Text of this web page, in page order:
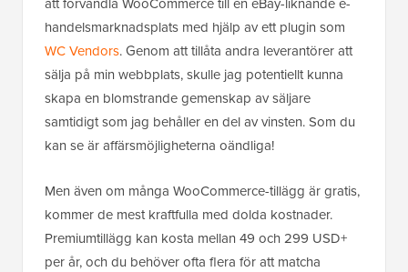
handelsmarknadsplats med hjälp av ett plugin som
WC Vendors. Genom att tillåta andra leverantörer att
sälja på min webbplats, skulle jag potentiellt kunna
skapa en blomstrande gemenskap av säljare
samtidigt som jag behåller en del av vinsten. Som du
kan se är affärsmöjligheterna oändliga!
Men även om många WooCommerce-tillägg är gratis,
kommer de mest kraftfulla med dolda kostnader.
Premiumtillägg kan kosta mellan 49 och 299 USD+
per år, och du behöver ofta flera för att matcha